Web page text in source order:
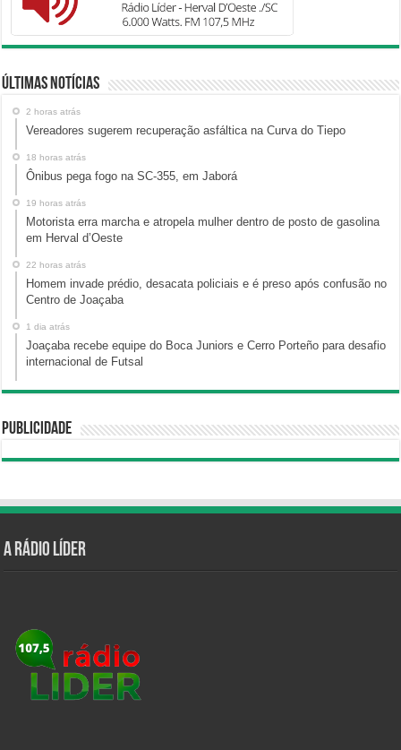
Últimas Notícias
2 horas atrás
Vereadores sugerem recuperação asfáltica na Curva do Tiepo
18 horas atrás
Ônibus pega fogo na SC-355, em Jaborá
19 horas atrás
Motorista erra marcha e atropela mulher dentro de posto de gasolina
em Herval d’Oeste
22 horas atrás
Homem invade prédio, desacata policiais e é preso após confusão no
Centro de Joaçaba
1 dia atrás
Joaçaba recebe equipe do Boca Juniors e Cerro Porteño para desafio
internacional de Futsal
Publicidade
A Rádio Líder